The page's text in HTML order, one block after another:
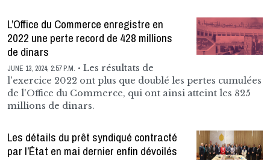
L’Office du Commerce enregistre en
2022 une perte record de 428 millions
de dinars
JUNE 13, 2024, 2:57 P.M.
Les résultats de
l'exercice 2022 ont plus que doublé les pertes cumulées
de l'Office du Commerce, qui ont ainsi atteint les 825
millions de dinars.
Les détails du prêt syndiqué contracté
par l’État en mai dernier enfin dévoilés